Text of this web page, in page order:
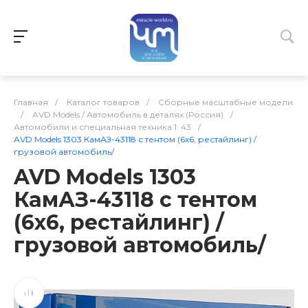
Главная / Каталог товаров /
Сборные масштабные модели
/
AVD Models / Автомобиль в деталях (Россия)
/
Автомобили и специальная техника 1: 43
/
AVD Models 1303 КамАЗ-43118 с тентом (6х6, рестайлинг) /
грузовой автомобиль/
AVD Models 1303
КамАЗ-43118 с тентом
(6х6, рестайлинг) /
грузовой автомобиль/